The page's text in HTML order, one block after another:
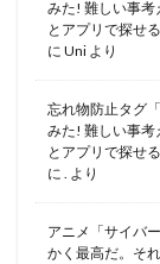
みた! 難しい事
とアプリで探せ
に Uni より
忘れ物防止タグ
みた! 難しい事
とアプリで探せ
に . より
アニメ「サイバ
かく最高だ。そ